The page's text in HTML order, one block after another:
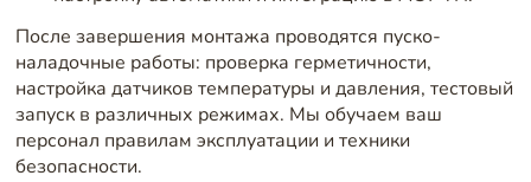
После завершения монтажа проводятся пуско-
наладочные работы: проверка герметичности,
настройка датчиков температуры и давления, тестовый
запуск в различных режимах. Мы обучаем ваш
персонал правилам эксплуатации и техники
безопасности.